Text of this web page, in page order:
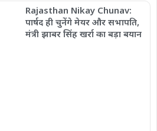
Rajasthan Nikay Chunav:
पार्षद ही चुनेंगे मेयर और सभापति,
मंत्री झाबर सिंह खर्रा का बड़ा बयान